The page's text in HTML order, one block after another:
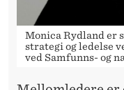
Monica Rydland er
strategi og ledelse
ved Samfunns- og